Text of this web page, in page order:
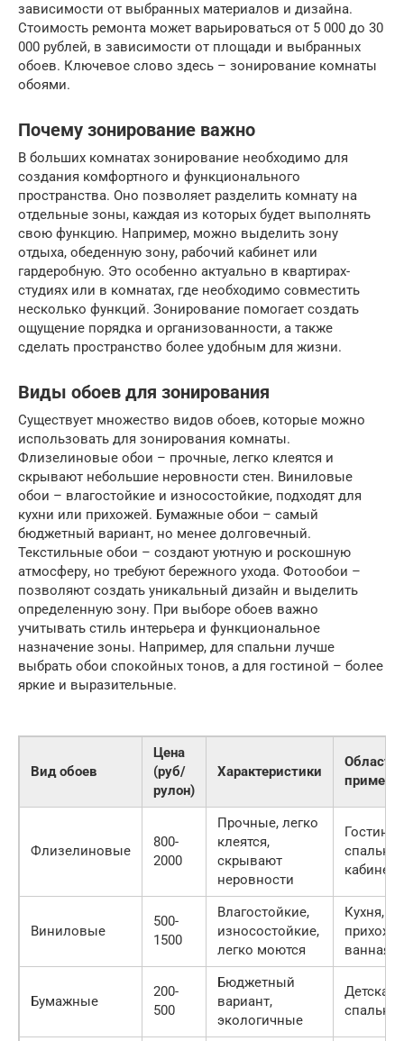
зависимости от выбранных материалов и дизайна.
Стоимость ремонта может варьироваться от 5 000 до 30
000 рублей, в зависимости от площади и выбранных
обоев. Ключевое слово здесь – зонирование комнаты
обоями.
Почему зонирование важно
В больших комнатах зонирование необходимо для
создания комфортного и функционального
пространства. Оно позволяет разделить комнату на
отдельные зоны, каждая из которых будет выполнять
свою функцию. Например, можно выделить зону
отдыха, обеденную зону, рабочий кабинет или
гардеробную. Это особенно актуально в квартирах-
студиях или в комнатах, где необходимо совместить
несколько функций. Зонирование помогает создать
ощущение порядка и организованности, а также
сделать пространство более удобным для жизни.
Виды обоев для зонирования
Существует множество видов обоев, которые можно
использовать для зонирования комнаты.
Флизелиновые обои – прочные, легко клеятся и
скрывают небольшие неровности стен. Виниловые
обои – влагостойкие и износостойкие, подходят для
кухни или прихожей. Бумажные обои – самый
бюджетный вариант, но менее долговечный.
Текстильные обои – создают уютную и роскошную
атмосферу, но требуют бережного ухода. Фотообои –
позволяют создать уникальный дизайн и выделить
определенную зону. При выборе обоев важно
учитывать стиль интерьера и функциональное
назначение зоны. Например, для спальни лучше
выбрать обои спокойных тонов, а для гостиной – более
яркие и выразительные.
Вид обоев
Цена
(руб/
рулон)
Характеристики
Область
Флизелиновые
800-
2000
Прочные, легко
клеятся,
скрывают
неровности
спальня,
кабинет
Виниловые
500-
1500
Влагостойкие,
износостойкие,
легко моются
Кухня,
ванная
Бумажные
200-
500
Бюджетный
вариант,
экологичные
Детская,
спальня